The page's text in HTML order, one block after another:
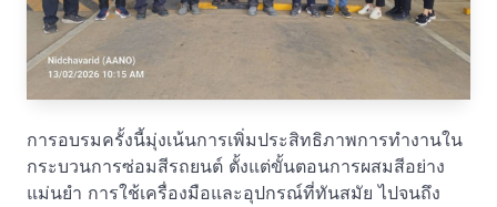
การอบรมครั้งนี้มุ่งเน้นการเพิ่มประสิทธิภาพการทำงานใน
กระบวนการซ่อมสีรถยนต์ ตั้งแต่ขั้นตอนการผสมสีอย่าง
แม่นยำ การใช้เครื่องมือและอุปกรณ์ที่ทันสมัย ไปจนถึง